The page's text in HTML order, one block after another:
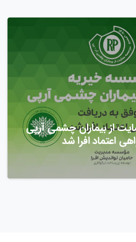
از بیماران چشمی آرپی
اعتماد افرا شد